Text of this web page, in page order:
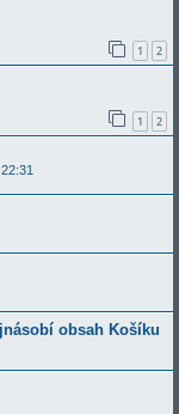
1 2
1 2
obsah Košíku